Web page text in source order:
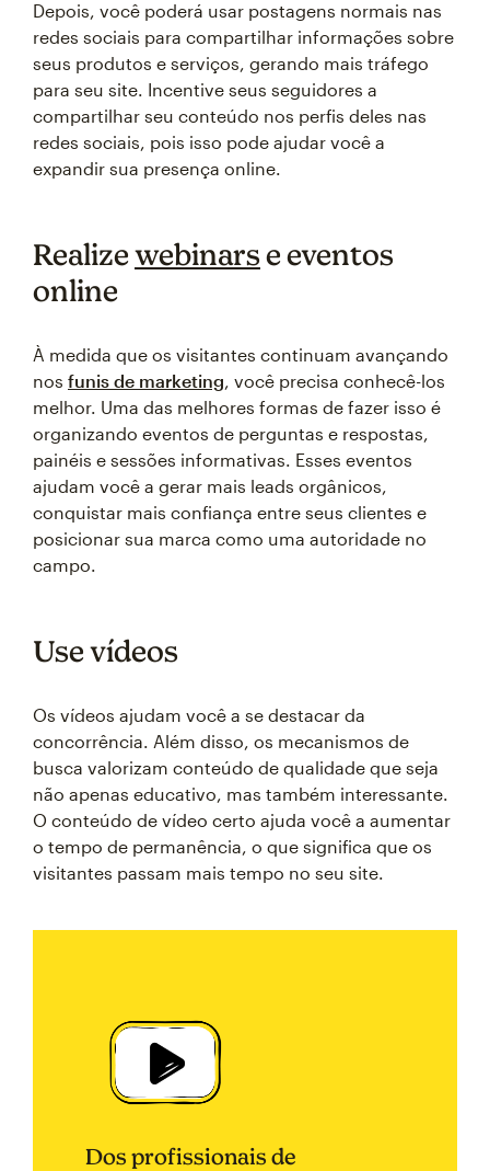
Depois, você poderá usar postagens normais nas
redes sociais para compartilhar informações sobre
seus produtos e serviços, gerando mais tráfego
para seu site. Incentive seus seguidores a
compartilhar seu conteúdo nos perfis deles nas
redes sociais, pois isso pode ajudar você a
expandir sua presença online.
Realizewebinarse eventos
online
À medida que os visitantes continuam avançando
nos funis de marketing, você precisa conhecê-los
melhor. Uma das melhores formas de fazer isso é
organizando eventos de perguntas e respostas,
painéis e sessões informativas. Esses eventos
ajudam você a gerar mais leads orgânicos,
conquistar mais confiança entre seus clientes e
posicionar sua marca como uma autoridade no
campo.
Use vídeos
Os vídeos ajudam você a se destacar da
concorrência. Além disso, os mecanismos de
busca valorizam conteúdo de qualidade que seja
não apenas educativo, mas também interessante.
O conteúdo de vídeo certo ajuda você a aumentar
o tempo de permanência, o que significa que os
visitantes passam mais tempo no seu site.
Dos profissionais de